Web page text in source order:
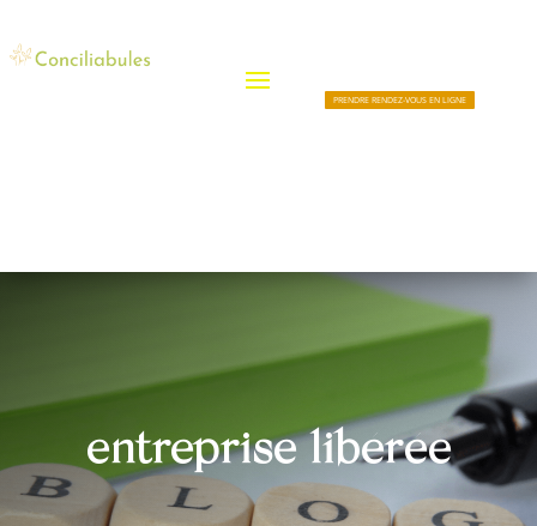
PRENDRE RENDEZ-VOUS EN LIGNE
entreprise libérée